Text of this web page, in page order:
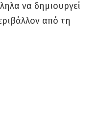
να δημιουργεί
από τη